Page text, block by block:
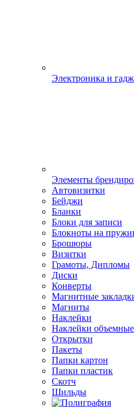
Электроника и
Элементы
Автовизитки
Бейджи
Бланки
Блоки для записи
Блокноты на
Брошюры
Визитки
Грамоты, Дипломы
Диски
Конверты
Магнитные
Магниты
Наклейки
Наклейки объемные
Открытки
Пакеты
Папки картон
Папки пластик
Скотч
Шильды